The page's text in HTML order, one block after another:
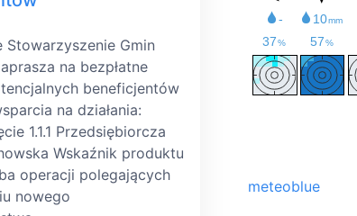
Stowarzyszenie Gmin
na bezpłatne
beneficjentów
na działania:
1.1.1 Przedsiębiorcza
Wskaźnik produktu
operacji polegających
nowego
meteoblue